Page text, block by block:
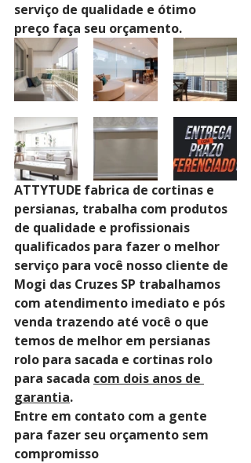
serviço de qualidade e ótimo
preço faça seu orçamento.
ATTYTUDE fabrica de cortinas e
persianas, trabalha com produtos
de qualidade e profissionais
qualificados para fazer o melhor
serviço para você nosso cliente de
Mogi das Cruzes SP trabalhamos
com atendimento imediato e pós
venda trazendo até você o que
temos de melhor em persianas
rolo para sacada e cortinas rolo
para sacada com dois anos de
garantia.
Entre em contato com a gente
para fazer seu orçamento sem
compromisso